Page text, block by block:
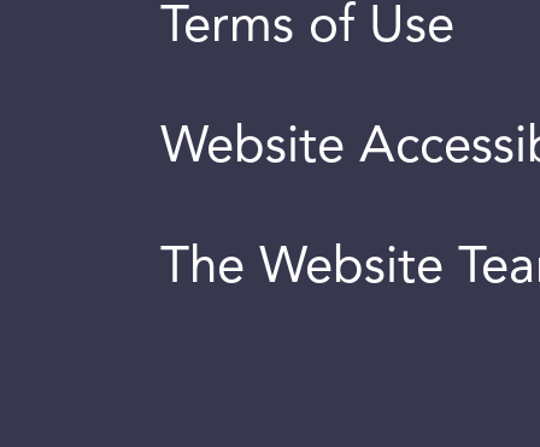
Terms of Use
Website
The Website